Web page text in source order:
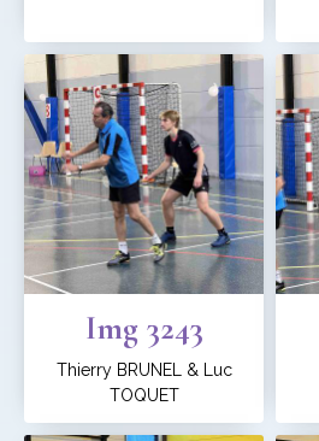
Img 3243
Thierry BRUNEL & Luc
TOQUET